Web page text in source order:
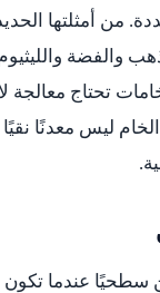
من أمثلتها
والفضة
تحتاج معالجة
ليس معدنًا نقيًا
سطحيًا عندما تكون